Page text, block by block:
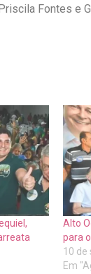
Fontes e
Alto
para
10 de
Em